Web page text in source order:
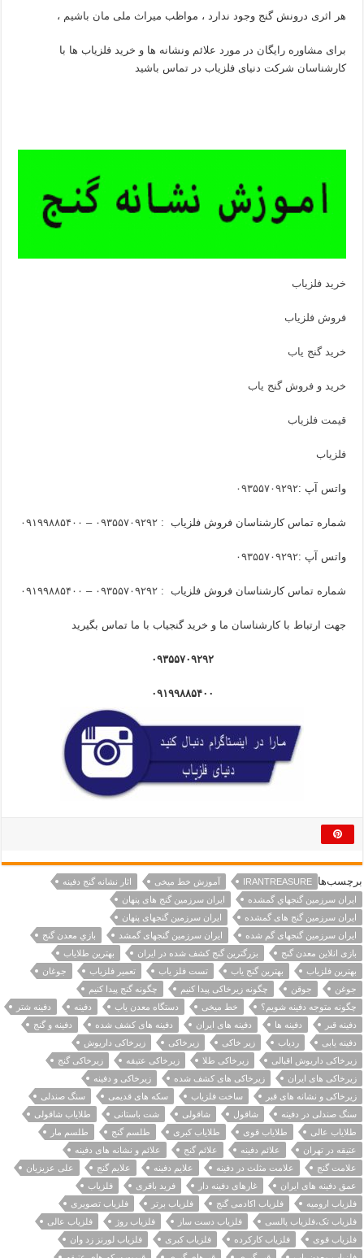
هر اثری درونش گنج وجود ندارد ، مواظب میراث ملی مان باشیم ،
برای مشاوره رایگان در مورد علائم ونشانه ها و خرید فلزیاب ها با
کارشناسان شرکت دنیای فلزیاب در تماس باشید
خرید فلزیاب
فروش فلزیاب
خرید گنج یاب
خرید و فروش گنج یاب
قیمت فلزیاب
فلزیاب
واتس آپ :۰۹۳۵۵۷۰۹۲۹۲
شماره تماس کارشناسان فروش فلزیاب :۰۹۳۵۵۷۰۹۲۹۲ – ۰۹۱۹۹۸۸۵۴۰۰
واتس آپ :۰۹۳۵۵۷۰۹۲۹۲
شماره تماس کارشناسان فروش فلزیاب :۰۹۳۵۵۷۰۹۲۹۲ – ۰۹۱۹۹۸۸۵۴۰۰
جهت ارتباط با کارشناسان ما و خرید گنجیاب با ما تماس بگیرید
۰۹۳۵۵۷۰۹۲۹۲
۰۹۱۹۹۸۸۵۴۰۰
برچسب‌ها IRANTREASURE آموزش خط میخی
اثار نشانه گنج دفینه
ايران سرزمين گنجهاي گمشده
ایران سرزمین گنج های پنهان
ایران سرزمین گنج های گمشده
ایران سرزمین گنجهای پنهان
ایران سرزمین گنجهای گم شده
ایران سرزمین گنجهای گمشد
بازي معدن گنج
بازی انلاین معدن گنج
بزرگترین گنج کشف شده در ایران
بهترین طلایاب
بهترین فلزیاب
بهترین گنج یاب تست فلز یاب تعمیر فلزیاب
جوغان
جوغن
جوقن چگونه زیرخاکی پیدا کنیم
چگونه گنج پیدا کنیم
چگونه متوجه دفینه شویم؟
خط میخی دستگاه معدن یاب دفينه
دفینه شتر
دفینه قبر
دفینه ها دفینه های ایران دفینه های کشف شده
دفینه و گنج
دفینه یابی
ردیاب زیر خاکی زیرخاکی
زیرخاکی داریوش
زیرخاکی داریوش اقبالی
زیرخاکی طلا زیرخاکی عتیقه
زیرخاکی گنج
زیرخاکی های ایران
زیرخاکی های کشف شده
زیرخاکی و دفینه
زیرخاکی و نشانه های قبر
ساخت فلزیاب سکه های قدیمی
سنگ صندلی
سنگ صندلی در دفینه
شاقول شاقولی شت باستانی
طلایاب شاقولی
طلایاب عالی
طلایاب قوی طلایاب کبری طلسم گنج
طلسم مار
عتیقه در تهران
علائم دفینه علائم گنج
علائم و نشانه های دفینه
علامت گنج
علامت مثلث در دفینه علایم دفینه علایم گنج
علی عزیزیان
عمق دفینه های ایران
غارهای دفینه دار فرید باقری
فلزیاب
فلزیاب ارومیه
فلزیاب اکادمی گنج فلزیاب برتر
فلزیاب تصویری
فلزیاب تک،فلزیاب پالسی
فلزیاب دست ساز فلزیاب روژ
فلزیاب عالی
فلزیاب قوی
فلزیاب کارکرده فلزیاب کبری
فلزیاب لورنز زد وان